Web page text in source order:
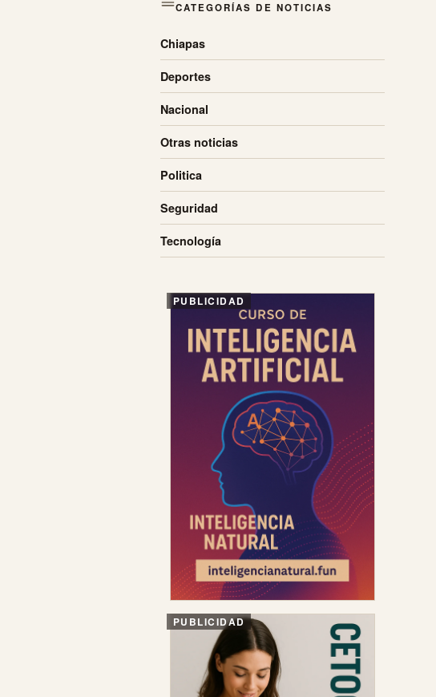
CATEGORÍAS DE NOTICIAS
Chiapas
Deportes
Nacional
Otras noticias
Politica
Seguridad
Tecnología
PUBLICIDAD
PUBLICIDAD